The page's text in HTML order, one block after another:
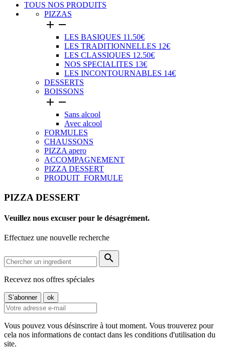
TOUS NOS PRODUITS
PIZZAS
 
LES BASIQUES 11.50€
LES TRADITIONNELLES 12€
LES CLASSIQUES 12.50€
NOS SPECIALITES 13€
LES INCONTOURNABLES 14€
DESSERTS
BOISSONS
 
Sans alcool
Avec alcool
FORMULES
CHAUSSONS
PIZZA apero
ACCOMPAGNEMENT
PIZZA DESSERT
PRODUIT_FORMULE
PIZZA DESSERT
Veuillez nous excuser pour le désagrément.
Effectuez une nouvelle recherche

Recevez nos offres spéciales
Vous pouvez vous désinscrire à tout moment. Vous trouverez pour
cela nos informations de contact dans les conditions d'utilisation du
site.